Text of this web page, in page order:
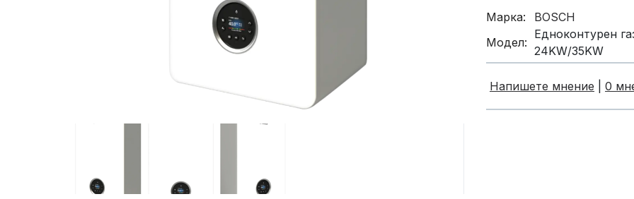
Марка:
BOSCH
Модел:
Едноконтурен
24KW/35KW
Напишете мнение 0